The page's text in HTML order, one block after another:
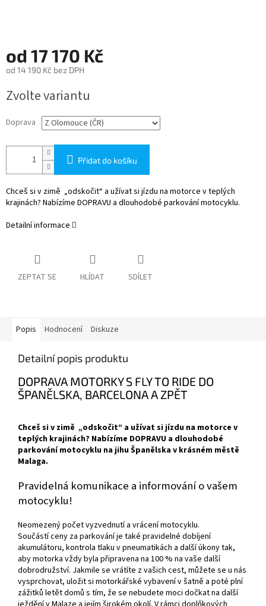
od 17 170 Kč
od 14 190 Kč bez DPH
cena:
Zvolte variantu
Doprava
Přidat do košíku
Chceš si v zimě „odskočit“ a užívat si jízdu na motorce v teplých
krajinách? Nabízíme DOPRAVU a dlouhodobé parkování motocyklu.
Detailní informace
ZEPTAT SE HLÍDAT SDÍLET
Popis Hodnocení Diskuze
Detailní popis produktu
DOPRAVA MOTORKY S FLY TO RIDE DO
ŠPANĚLSKA, BARCELONA A ZPĚT
Chceš si v zimě „odskočit“ a užívat si jízdu na motorce v
teplých krajinách? Nabízíme DOPRAVU a dlouhodobé
parkování motocyklu na jihu Španělska v krásném městě
Malaga.
Pravidelná komunikace a informování o vašem
motocyklu!
Neomezený počet vyzvednutí a vrácení motocyklu.
Součástí ceny za parkování je také pravidelné dobíjení
akumulátoru, kontrola tlaku v pneumatikách a další úkony tak,
aby motorka vždy byla připravena na 100 % na vaše další
dobrodružství. Jakmile se vrátíte z vašich cest, můžete se u nás
vysprchovat, uložit si motorkářské vybavení v šatně a poté plní
zážitků letět domů s tím, že se nebudete moci dočkat na další